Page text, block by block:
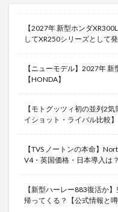
【2027年 新型ホンダ
してXR250シリーズとして
【ニューモデル】2027年
【HONDA】
【モトグッツィ初の並列2
イショット・ライバル比較】
【TVS ノートンの本命】
V4・英国価格・日本導入は？
【新型ハーレー883復活か
帰ってくる？【公式情報と噂